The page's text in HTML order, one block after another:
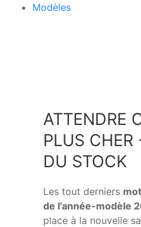
Modèles
ATTENDRE
PLUS CHER
DU STOCK
Les tout derniers
de l’année-modèle
place à la nouvelle